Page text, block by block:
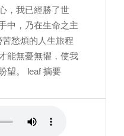
，我已經勝了世
中，乃在生命之主
愁煩的人生旅程
能無憂無懼，使我
望。 leaf 摘要